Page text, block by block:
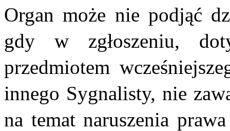
Organ może nie podjąć
gdy w zgłoszeniu,
przedmiotem
innego Sygnalisty, nie
na temat naruszenia